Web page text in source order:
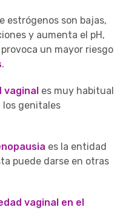
estrógenos son bajas,
y aumenta el pH,
un mayor riesgo
.
vaginal es muy habitual
los genitales
es la entidad
puede darse en otras
vaginal en el